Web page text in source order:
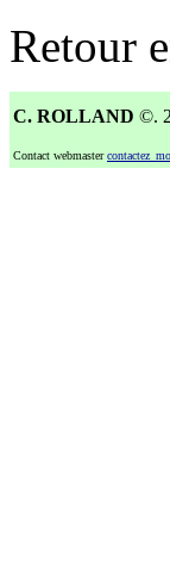
Retour
C. ROLLAND ©.
Contact webmaster